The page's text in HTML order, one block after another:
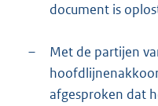
document is
–
Met de partijen
afgesproken dat